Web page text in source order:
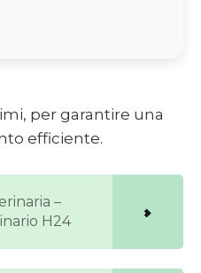
per garantire una
efficiente.
–
H24